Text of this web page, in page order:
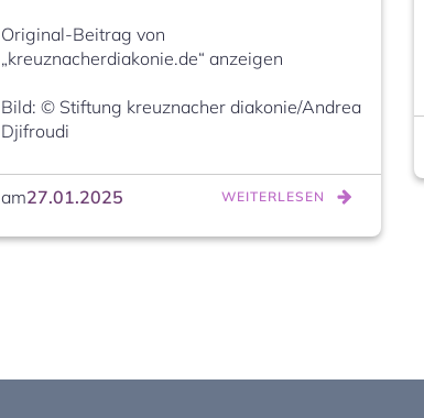
Original-Beitrag von
„kreuznacherdiakonie.de“ anzeigen
Bild: © Stiftung kreuznacher diakonie/Andrea
Djifroudi
am27.01.2025 WEITERLESEN